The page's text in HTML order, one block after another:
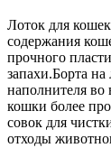
Лоток для
содержания
прочного
запахи.Борта
наполнителя во
кошки более
совок для
отходы